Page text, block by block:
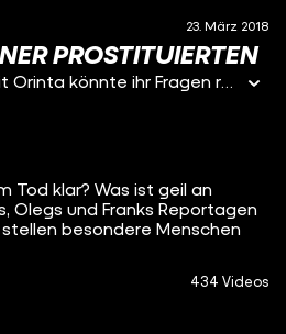
23. März 2018
PROSTITUIERTEN
In meinem Live-Q&A mit Orinta könnte ihr Fragen rund um die Arbeit als Prostituierte stellen und wir werden sie gemeinsam im Video beantworten! Also: Was wolltet ihr schon immer mal von einer Prostituierten wissen? Schreibt es in die Kommentare!
Tod klar? Was ist geil an
Olegs und Franks Reportagen
besondere Menschen
434 Videos